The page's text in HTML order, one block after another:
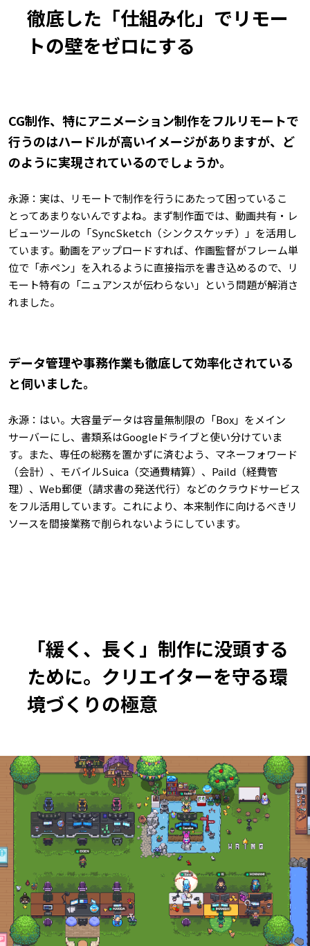
徹底した「仕組み化」でリモー
トの壁をゼロにする
――CG制作、特にアニメーション制作をフルリモートで
行うのはハードルが高いイメージがありますが、ど
のように実現されているのでしょうか。
永源：実は、リモートで制作を行うにあたって困っているこ
とってあまりないんですよね。まず制作面では、動画共有・レ
ビューツールの「SyncSketch（シンクスケッチ）」を活用し
ています。動画をアップロードすれば、作画監督がフレーム単
位で「赤ペン」を入れるように直接指示を書き込めるので、リ
モート特有の「ニュアンスが伝わらない」という問題が解消さ
れました。
――データ管理や事務作業も徹底して効率化されている
と伺いました。
永源：はい。大容量データは容量無制限の「Box」をメイン
サーバーにし、書類系はGoogleドライブと使い分けていま
す。また、専任の総務を置かずに済むよう、マネーフォワード
（会計）、モバイルSuica（交通費精算）、Paild（経費管
理）、Web郵便（請求書の発送代行）などのクラウドサービス
をフル活用しています。これにより、本来制作に向けるべきリ
ソースを間接業務で削られないようにしています。
「緩く、長く」制作に没頭する
ために。クリエイターを守る環
境づくりの極意